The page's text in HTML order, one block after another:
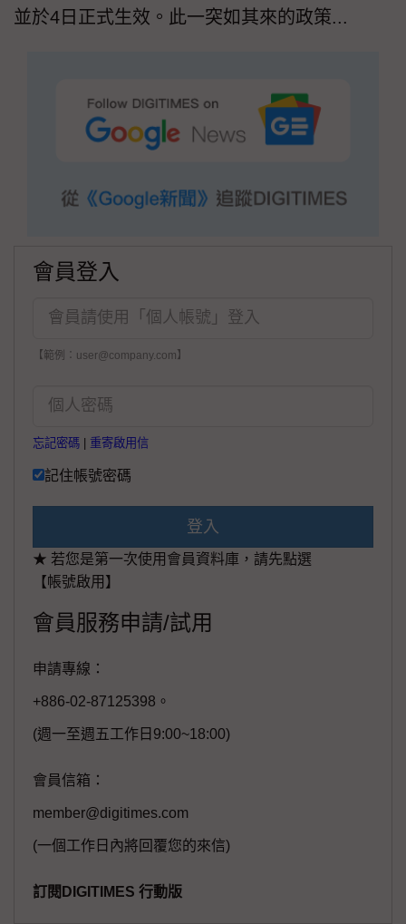
並於4日正式生效。此一突如其來的政策...
會員登入
【範例：user@company.com】
忘記密碼 重寄啟用信
記住帳號密碼
登入
★ 若您是第一次使用會員資料庫，請先點選
【帳號啟用】
會員服務申請/試用
申請專線：
+886-02-87125398。
(週一至週五工作日9:00~18:00)
會員信箱：
member@digitimes.com
(一個工作日內將回覆您的來信)
訂閱DIGITIMES 行動版